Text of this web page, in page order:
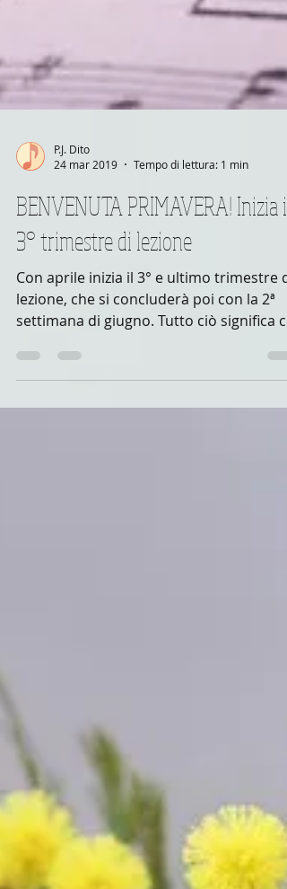
P.J. Dito
24 mar 2019
Tempo di lettura: 1 min
BENVENUTA PRIMAVERA! Inizia il
3° trimestre di lezione
Con aprile inizia il 3° e ultimo trimestre di
lezione, che si concluderà poi con la 2ª
settimana di giugno. Tutto ciò significa